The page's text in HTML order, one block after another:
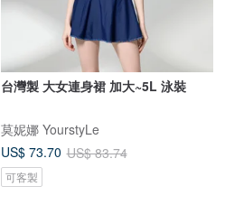
台灣製 大女連身裙 加大~5L 泳裝
莫妮娜 YourstyLe
US$ 73.70 US$ 83.74
可客製